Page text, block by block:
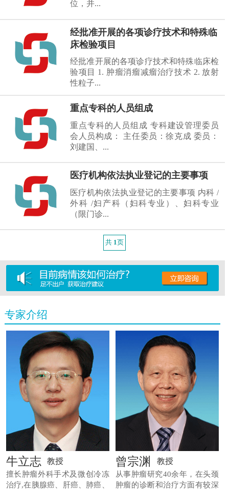
位，并...
经批准开展的各项诊疗技术和特殊临
床检验项目
经批准开展的各项诊疗技术和特殊临床检
验项目 1. 肿瘤消瘤减瘤治疗技术 2. 放射
性粒子...
重点专科的人员组成
重点专科的人员组成 专科建设管理委员
会人员构成： 主任委员：徐克成 委员：
刘建国、...
医疗机构依法执业登记的主要事项
医疗机构依法执业登记的主要事项 内科 /
外科 /妇产科（妇科专业）、妇科专业
（限门诊...
共 1 页
录
专家介绍
牛立志 教授
擅长肿瘤外科手术及微创冷冻
治疗,在胰腺癌、肝癌、肺癌、
曾宗渊 教授
从事肿瘤研究40余年，在头颈
肿瘤的诊断和治疗方面有较深